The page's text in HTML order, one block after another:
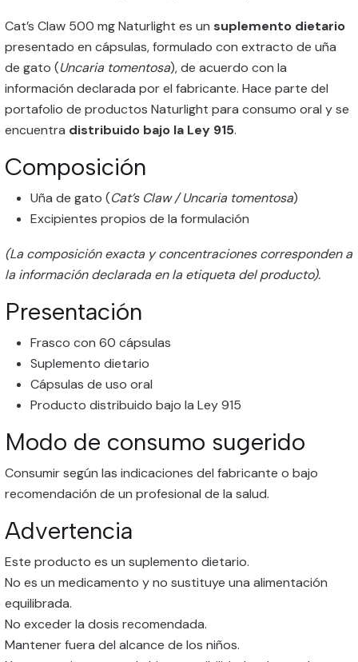
Cat’s Claw 500 mg Naturlight es un suplemento dietario
presentado en cápsulas, formulado con extracto de uña
de gato (Uncaria tomentosa), de acuerdo con la
información declarada por el fabricante. Hace parte del
portafolio de productos Naturlight para consumo oral y se
encuentra distribuido bajo la Ley 915.
Composición
Uña de gato (Cat’s Claw / Uncaria tomentosa)
Excipientes propios de la formulación
(La composición exacta y concentraciones corresponden a
la información declarada en la etiqueta del producto).
Presentación
Frasco con 60 cápsulas
Suplemento dietario
Cápsulas de uso oral
Producto distribuido bajo la Ley 915
Modo de consumo sugerido
Consumir según las indicaciones del fabricante o bajo
recomendación de un profesional de la salud.
Advertencia
Este producto es un suplemento dietario.
No es un medicamento y no sustituye una alimentación
equilibrada.
No exceder la dosis recomendada.
Mantener fuera del alcance de los niños.